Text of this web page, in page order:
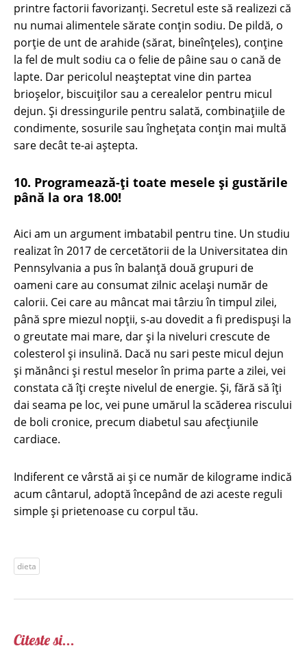
printre factorii favorizanți. Secretul este să realizezi că
nu numai alimentele sărate conțin sodiu. De pildă, o
porție de unt de arahide (sărat, bineînțeles), conține
la fel de mult sodiu ca o felie de pâine sau o cană de
lapte. Dar pericolul neașteptat vine din partea
brioșelor, biscuiților sau a cerealelor pentru micul
dejun. Și dressingurile pentru salată, combinațiile de
condimente, sosurile sau înghețata conțin mai multă
sare decât te-ai aștepta.
10. Programează-ți toate mesele și gustările
până la ora 18.00!
Aici am un argument imbatabil pentru tine. Un studiu
realizat în 2017 de cercetătorii de la Universitatea din
Pennsylvania a pus în balanță două grupuri de
oameni care au consumat zilnic același număr de
calorii. Cei care au mâncat mai târziu în timpul zilei,
până spre miezul nopții, s-au dovedit a fi predispuși la
o greutate mai mare, dar și la niveluri crescute de
colesterol și insulină. Dacă nu sari peste micul dejun
și mănânci și restul meselor în prima parte a zilei, vei
constata că îți crește nivelul de energie. Și, fără să îți
dai seama pe loc, vei pune umărul la scăderea riscului
de boli cronice, precum diabetul sau afecțiunile
cardiace.
Indiferent ce vârstă ai și ce număr de kilograme indică
acum cântarul, adoptă începând de azi aceste reguli
simple și prietenoase cu corpul tău.
dieta
Citește și...